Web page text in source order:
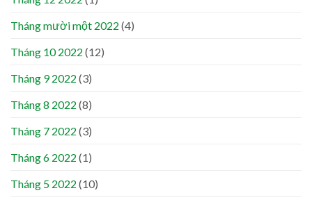
Tháng mười một 2022 (4)
Tháng 10 2022 (12)
Tháng 9 2022 (3)
Tháng 8 2022 (8)
Tháng 7 2022 (3)
Tháng 6 2022 (1)
Tháng 5 2022 (10)